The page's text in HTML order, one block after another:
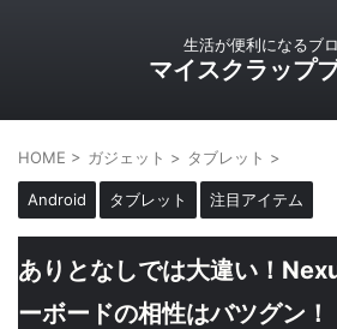
生活が便利になるブ
マイスクラップ
HOME > ガジェット > タブレット >
Android タブレット 注目アイテム
ありとなしでは大違い！
ーボードの相性はバツグン！